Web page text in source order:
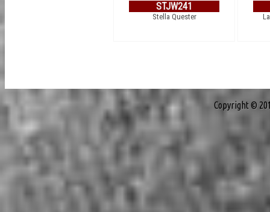
STJW241
Stella Quester
Copyright ©